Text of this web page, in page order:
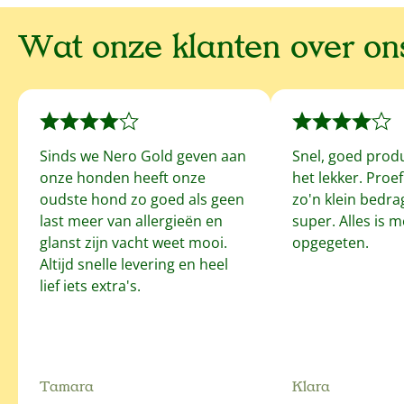
Wat onze klanten over
Sinds we Nero Gold geven aan
onze honden heeft onze
oudste hond zo goed als geen
last meer van allergieën en
glanst zijn vacht weet mooi.
Altijd snelle levering en heel
lief iets extra's.
Tamara
Snel, goed
het lekker.
zo'n klein
super. Alles is
opgegeten.
Klara